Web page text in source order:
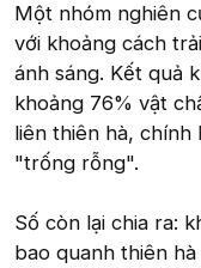
Một nhóm nghiên
với khoảng cách
ánh sáng. Kết quả
khoảng 76% vật
liên thiên hà, chính
"trống rỗng".
Số còn lại chia ra:
bao quanh thiên